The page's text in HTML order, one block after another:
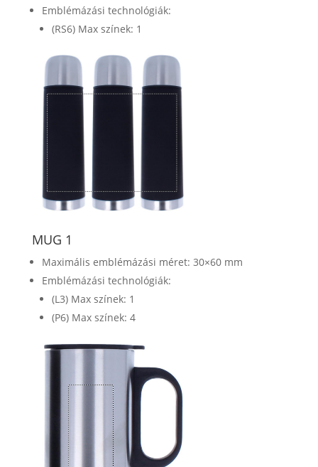
Emblémázási technológiák:
(RS6) Max színek: 1
MUG 1
Maximális emblémázási méret: 30×60 mm
Emblémázási technológiák:
(L3) Max színek: 1
(P6) Max színek: 4